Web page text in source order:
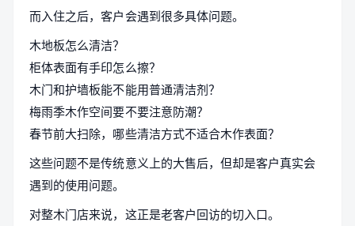
而入住之后，客户会遇到很多具体问题。
木地板怎么清洁？
柜体表面有手印怎么擦？
木门和护墙板能不能用普通清洁剂？
梅雨季木作空间要不要注意防潮？
春节前大扫除，哪些清洁方式不适合木作表面？
这些问题不是传统意义上的大售后，但却是客户真实会
遇到的使用问题。
对整木门店来说，这正是老客户回访的切入口。